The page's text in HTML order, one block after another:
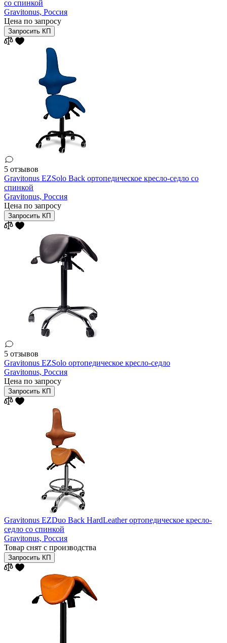
со спинкой
Gravitonus, Россия
Цена по запросу
Запросить КП
5 отзывов
Gravitonus EZSolo Back ортопедическое кресло-седло со
спинкой
Gravitonus, Россия
Цена по запросу
Запросить КП
5 отзывов
Gravitonus EZSolo ортопедическое кресло-седло
Gravitonus, Россия
Цена по запросу
Запросить КП
Gravitonus EZDuo Back HardLeather ортопедическое кресло-
седло со спинкой
Gravitonus, Россия
Товар снят с производства
Запросить КП